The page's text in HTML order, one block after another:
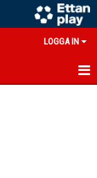
LOGGA IN